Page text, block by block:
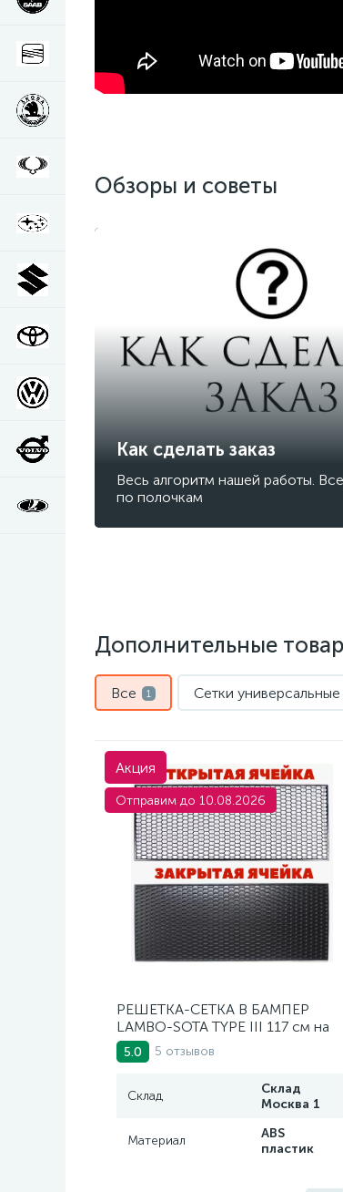
Обзоры и советы
Как сделать заказ
Весь алгоритм нашей работы.
по полочкам
Дополнительные
Все 1 Сетки
Акция
Отправим до 10.08.2026
РЕШЕТКА-СЕТКА В БАМПЕР
LAMBO-SOTA TYPE III 117 см на
47 см
5.0 5 отзывов
Склад
Склад
Москва 1
Материал
ABS
пластик